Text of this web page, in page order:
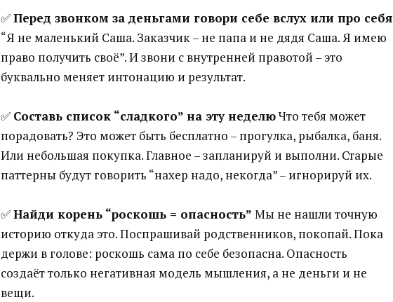
✅Перед звонком за деньгами говори себе вслух или про себя
“Я не маленький Саша. Заказчик – не папа и не дядя Саша. Я имею
право получить своё”. И звони с внутренней правотой – это
буквально меняет интонацию и результат.
✅ Составь список “сладкого” на эту неделюЧто тебя может
порадовать? Это может быть бесплатно – прогулка, рыбалка, баня.
Или небольшая покупка. Главное – запланируй и выполни. Старые
паттерны будут говорить “нахер надо, некогда” – игнорируй их.
✅Найди корень “роскошь = опасность” Мы не нашли точную
историю откуда это. Поспрашивай родственников, покопай. Пока
держи в голове: роскошь сама по себе безопасна. Опасность
создаёт только негативная модель мышления, а не деньги и не
вещи.